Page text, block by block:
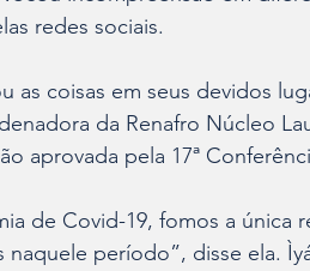
redes sociais.
as coisas em seus devidos
da Renafro Núcleo
aprovada pela 17ª
de Covid-19, fomos a
naquele período”, disse ela.